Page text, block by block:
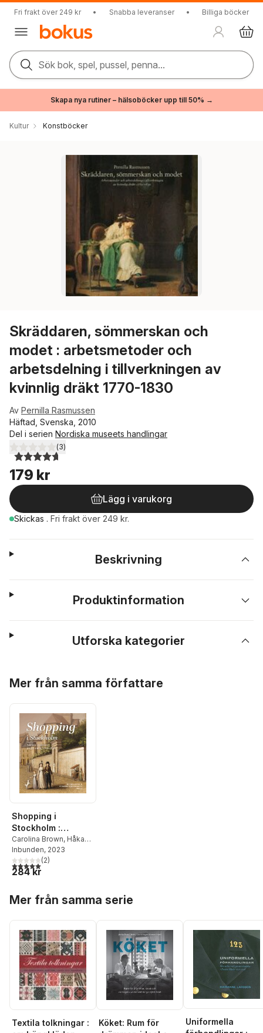
Fri frakt över 249 kr • Snabba leveranser • Billiga böcker
Sök bok, spel, pussel, penna...
Skapa nya rutiner – hälsoböcker upp till 50% →
Kultur Konstböcker
Skräddaren, sömmerskan och
modet : arbetsmetoder och
arbetsdelning i tillverkningen av
kvinnlig dräkt 1770-1830
Av Pernilla Rasmussen
Häftad, Svenska, 2010
Del i serien Nordiska museets handlingar
4,7utav 5 stjärnor. Totalt antal röster:
(3)
179 kr
Lägg i varukorg
Skickas . Fri frakt över 249 kr.
Beskrivning
Produktinformation
Utforska kategorier
Mer från samma författare
Shopping i
Stockholm :
Sociala praktiker
på gatunivå, 1700-
1850
Carolina Brown, Håkan
Jakobsson,Anna
Knutsson,Pernilla
Rasmussen
My Hellsing
Ilmakunnas, Göran
Andersson
Steinrud
Inbunden, 2023
5,0utav 5 stjärnor. Totalt antal röster:
(2)
284 kr
Mer från samma serie
Textila tolkningar :
Köket: Rum för
Uniformella